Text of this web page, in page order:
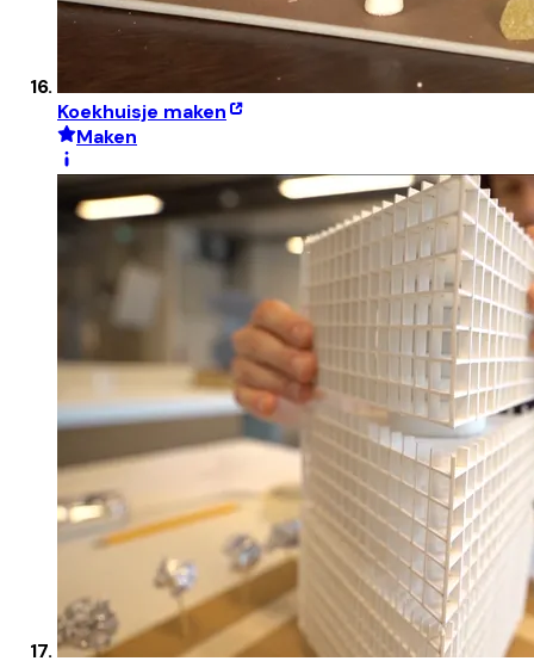
Koekhuisje maken
Maken